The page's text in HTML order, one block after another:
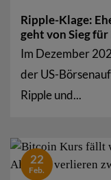
Ripple-Klage:
geht von Sieg für
Im Dezember
der US-
Ripple und...
22
Feb.